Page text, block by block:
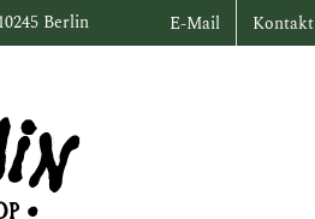
Berlin E-Mail Kontakt